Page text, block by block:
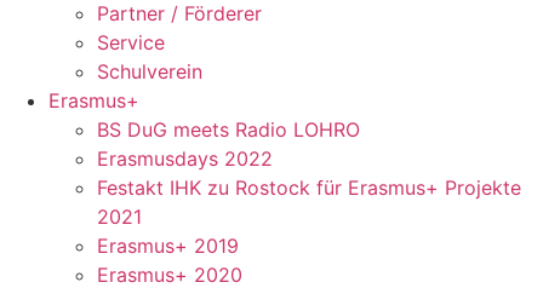
Partner / Förderer
Service
Schulverein
Erasmus+
BS DuG meets Radio LOHRO
Erasmusdays 2022
Festakt IHK zu Rostock für Erasmus+ Projekte
2021
Erasmus+ 2019
Erasmus+ 2020